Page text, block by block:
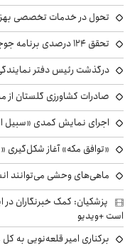
تحول در خدمات تخصصی بهزیستی
تحقق ۱۲۴ درصدی برنامه جوجه‌ریزی در تیرماه و جهش تولید مرغ در فارس
درگذشت رئیس دفتر
صادرات کشاورزی گلستان از مرز ۴۲ میلیون دلار
اجرای نمایش کمدی «سبیل
«توافق مکه» آغاز شکل‌گیری
ماهی‌های وحشی می‌توانند
پزشکیان: کمک خبرنگاران
است +ویدیو
برکناری امیر قلعه‌نویی به